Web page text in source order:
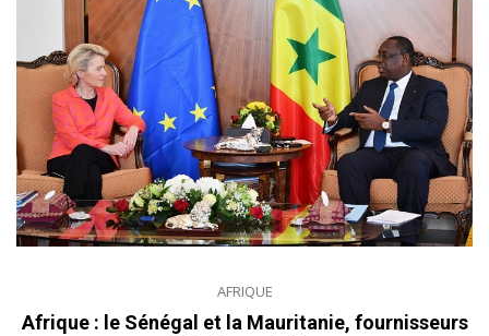
AFRIQUE
Afrique : le Sénégal et la Mauritanie, fournisseurs